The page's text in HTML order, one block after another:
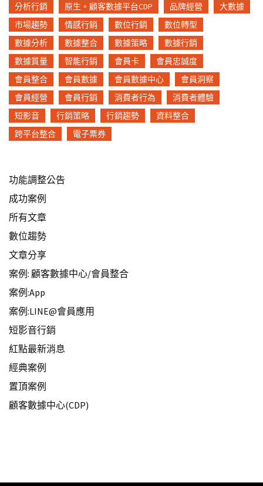
分析行銷
原生。顧客數據平台CDP 品牌經營
大數據
市場趨勢
情感行銷 數位行銷
數位轉型
數據分析
數據整合 數據策略
數據行銷
數據質量
智能行銷 會員卡
會員忠誠度
會員整合
會員數據 會員數據中心
會員洞察
會員經營
會員行銷 消費者行為
消費者體驗
短影音
行銷策略 行銷趨勢
資料整合
跨平台整合
電子票券
功能調整公告
成功案例
所有文章
數位趨勢
文章分享
案例: 顧客數據中心/會員整合
案例:App
案例:LINE@會員應用
短影音行銷
紅點最新消息
經典案例
置頂案例
顧客數據中心(CDP)